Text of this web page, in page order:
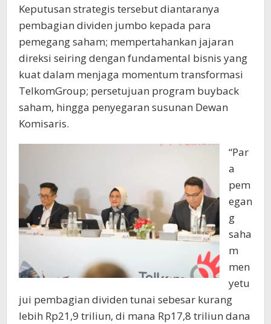
Keputusan strategis tersebut diantaranya
pembagian dividen jumbo kepada para
pemegang saham; mempertahankan jajaran
direksi seiring dengan fundamental bisnis yang
kuat dalam menjaga momentum transformasi
TelkomGroup; persetujuan program buyback
saham, hingga penyegaran susunan Dewan
Komisaris.
“Par
a
pem
egan
g
saha
m
men
yetu
jui pembagian dividen tunai sebesar kurang
lebih Rp21,9 triliun, di mana Rp17,8 triliun dana